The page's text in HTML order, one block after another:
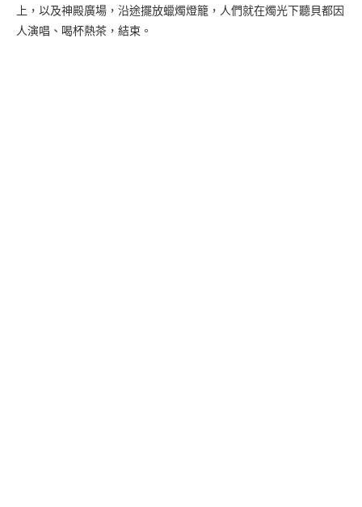
上，以及神殿廣場，沿途擺放蠟燭燈籠，人們就在燭光下聽貝都因
人演唱、喝杯熱茶，結束。